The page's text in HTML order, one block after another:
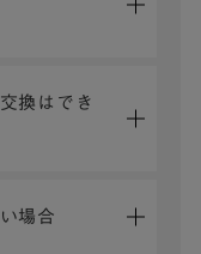
換はでき
場合